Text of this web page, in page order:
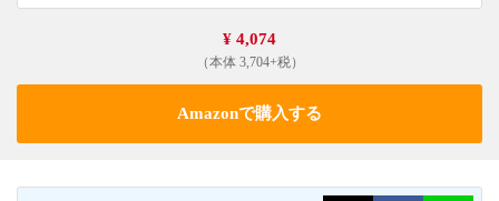
¥ 4,074
（本体 3,704+税）
Amazonで購入する